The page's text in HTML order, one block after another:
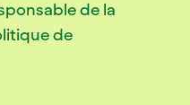
de la
de